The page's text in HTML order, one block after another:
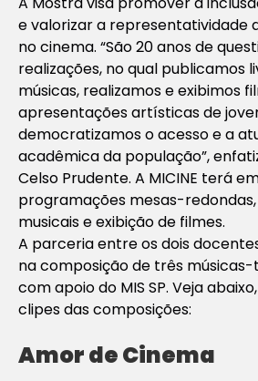
e valorizar a representatividade
no cinema. “São 20 anos de
realizações, no qual publicamos
músicas, realizamos e exibimos
apresentações artísticas de
democratizamos o acesso e a
acadêmica da população”,
Celso Prudente. A MICINE terá
programações mesas-
musicais e exibição de filmes.
A parceria entre os dois
na composição de três músicas-
com apoio do MIS SP. Veja
clipes das composições:
Amor de Cinema